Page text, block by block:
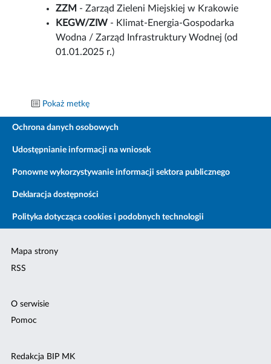
ZZM - Zarząd Zieleni Miejskiej w Krakowie
KEGW/ZIW - Klimat-Energia-Gospodarka
Wodna / Zarząd Infrastruktury Wodnej (od
01.01.2025 r.)
Pokaż metkę
Ochrona danych osobowych
Udostępnianie informacji na wniosek
Ponowne wykorzystywanie informacji sektora publicznego
Deklaracja dostępności
Polityka dotycząca cookies i podobnych technologii
Mapa strony
RSS
O serwisie
Pomoc
Redakcja BIP MK